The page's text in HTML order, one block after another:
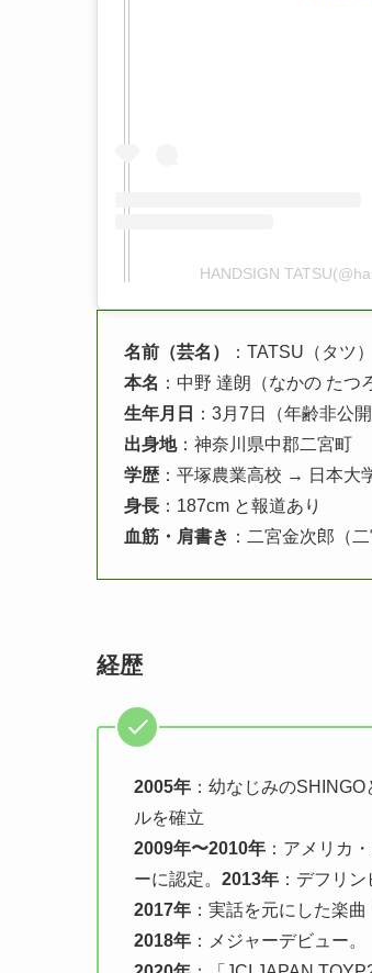
HANDSIGN
名前（芸名）
：TATSU（タツ）
本名 ：中野 達朗（なかの たつ
生年月日
：3月7日（年齢非公
出身地：神奈川県中郡二宮町
学歴 ：平塚農業高校 → 日本大
身長 ：187cm と報道あり
血筋・肩書き ：二宮金次郎（
経歴
2005年 ：幼なじみの
ルを確立
2009年〜2010年 ：アメリカ
ーに認定。 2013年 ：デフリ
2017年 ：実話を元にした楽
2018年 ：メジャーデビュー。